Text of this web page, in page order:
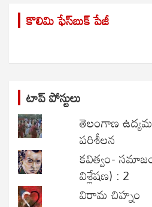
r
c కొలిమి ఫేస్‌బుక్ పేజీ
టాప్ పోస్టులు
తెలంగాణ
పరిశీలన
కవిత్వం-
విశ్లేషణ) : 2
విరామ చిహ్నం